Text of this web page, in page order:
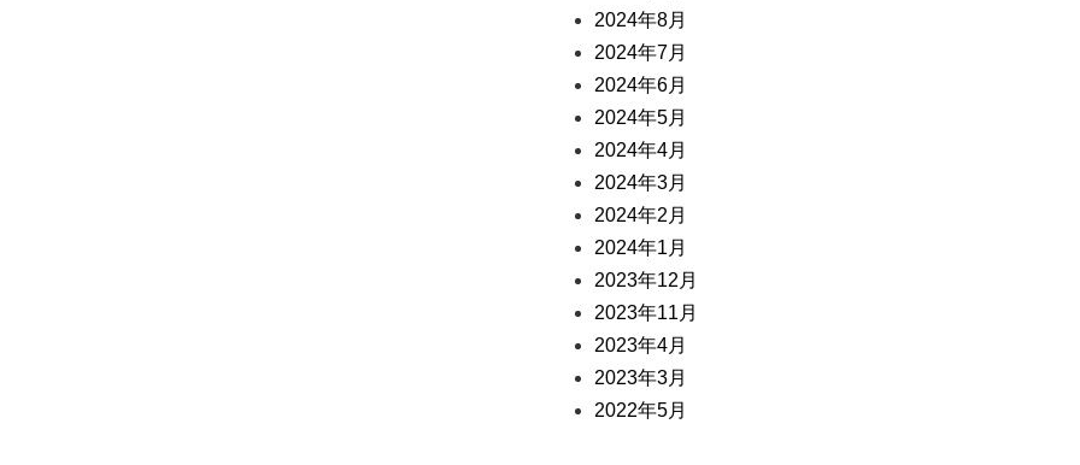
2024年8月
2024年7月
2024年6月
2024年5月
2024年4月
2024年3月
2024年2月
2024年1月
2023年12月
2023年11月
2023年4月
2023年3月
2022年5月